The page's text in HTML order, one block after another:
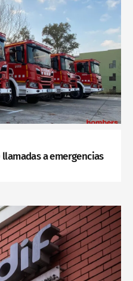
llamadas a emergencias